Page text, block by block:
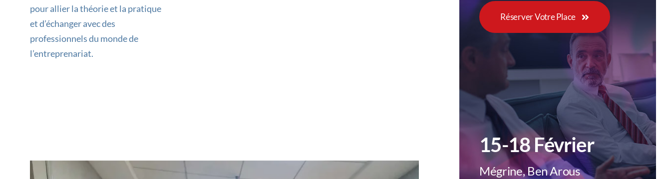
pour allier la théorie et la pratique
et d’échanger avec des
professionnels du monde de
l’entreprenariat.
Réserver Votre Place
15-18 Février
Mégrine, Ben Arous